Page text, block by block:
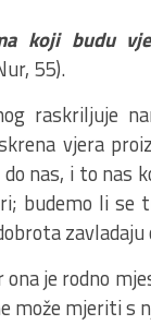
koji budu
55).
raskriljuje
vjera
nas, i to nas
budemo li se
je rodno
može mjeriti s